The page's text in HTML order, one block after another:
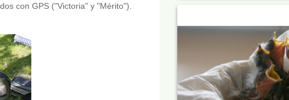
con GPS ("Victoria" y "Mérito").